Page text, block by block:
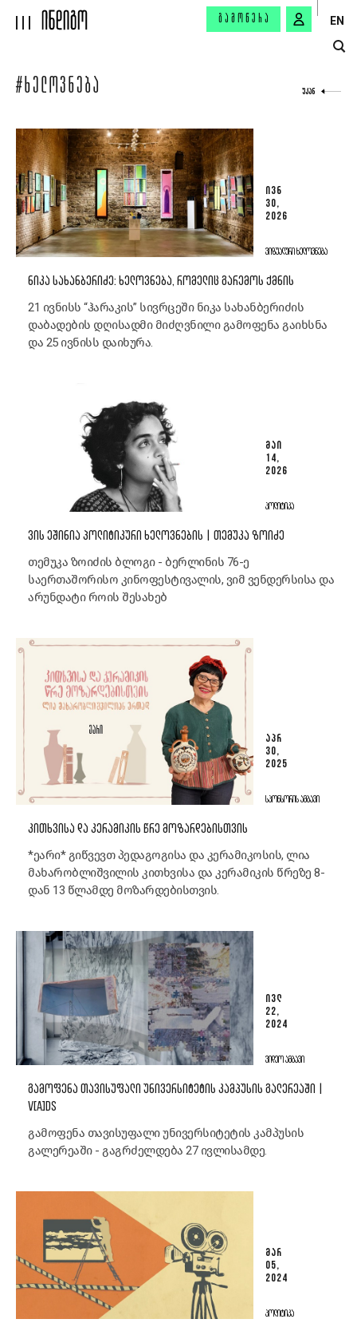
ᲒᲐᲛᲝᲬᲔᲠᲐ EN
#ᲮᲔᲚᲝᲕᲜᲔᲑᲐ ᲣᲙᲐᲜ
ᲘᲕᲜ
30,
2026
ᲕᲘᲖᲣᲐᲚᲣᲠᲘ ᲮᲔᲚᲝᲕᲜᲔᲑᲐ
ᲜᲘᲙᲐ ᲡᲐᲮᲐᲜᲑᲔᲠᲘᲫᲔ: ᲮᲔᲚᲝᲕᲜᲔᲑᲐ, ᲠᲝᲛᲔᲚᲘᲪ ᲒᲐᲠᲔᲛᲝᲡ ᲥᲛᲜᲘᲡ
21 ივნისს “ჰარაკის” სივრცეში ნიკა სახანბერიძის
დაბადების დღისადმი მიძღვნილი გამოფენა გაიხსნა
და 25 ივნისს დაიხურა.
ᲛᲐᲘ
14,
2026
ᲞᲝᲚᲘᲢᲘᲙᲐ
ᲕᲘᲡ ᲔᲨᲘᲜᲘᲐ ᲞᲝᲚᲘᲢᲘᲙᲣᲠᲘ ᲮᲔᲚᲝᲕᲜᲔᲑᲘᲡ | ᲗᲔᲛᲣᲙᲐ ᲖᲝᲘᲫᲔ
თემუკა ზოიძის ბლოგი - ბერლინის 76-ე
საერთაშორისო კინოფესტივალის, ვიმ ვენდერსისა და
არუნდატი როის შესახებ
ᲐᲞᲠ
30,
2025
ᲡᲞᲝᲜᲡᲝᲠᲘᲡ ᲐᲛᲑᲐᲕᲘ
ᲙᲘᲗᲮᲕᲘᲡᲐ ᲓᲐ ᲙᲔᲠᲐᲛᲘᲙᲘᲡ ᲬᲠᲔ ᲛᲝᲖᲐᲠᲓᲔᲑᲘᲡᲗᲕᲘᲡ
*ეარი* გიწვევთ პედაგოგისა და კერამიკოსის, ლია
მახარობლიშვილის კითხვისა და კერამიკის წრეზე 8-
დან 13 წლამდე მოზარდებისთვის.
ᲘᲕᲚ
22,
2024
ᲕᲘᲓᲔᲝ ᲐᲛᲑᲐᲕᲘ
ᲒᲐᲛᲝᲤᲔᲜᲐ ᲗᲐᲕᲘᲡᲣᲤᲐᲚᲘ ᲣᲜᲘᲕᲔᲠᲡᲘᲢᲔᲢᲘᲡ ᲙᲐᲛᲞᲣᲡᲘᲡ ᲒᲐᲚᲔᲠᲔᲐᲨᲘ |
V[A]DS
გამოფენა თავისუფალი უნივერსიტეტის კამპუსის
გალერეაში - გაგრძელდება 27 ივლისამდე.
ᲛᲐᲠ
05,
2024
ᲞᲝᲚᲘᲢᲘᲙᲐ